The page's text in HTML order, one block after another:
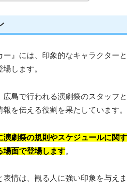
ー』には、印象的なキャラクターと
します。
広島で行われる演劇祭のスタッフと
を伝える役割を果たしています。
演劇祭の規則やスケジュールに関す
場面で登場します。
情は、観る人に強い印象を与えま